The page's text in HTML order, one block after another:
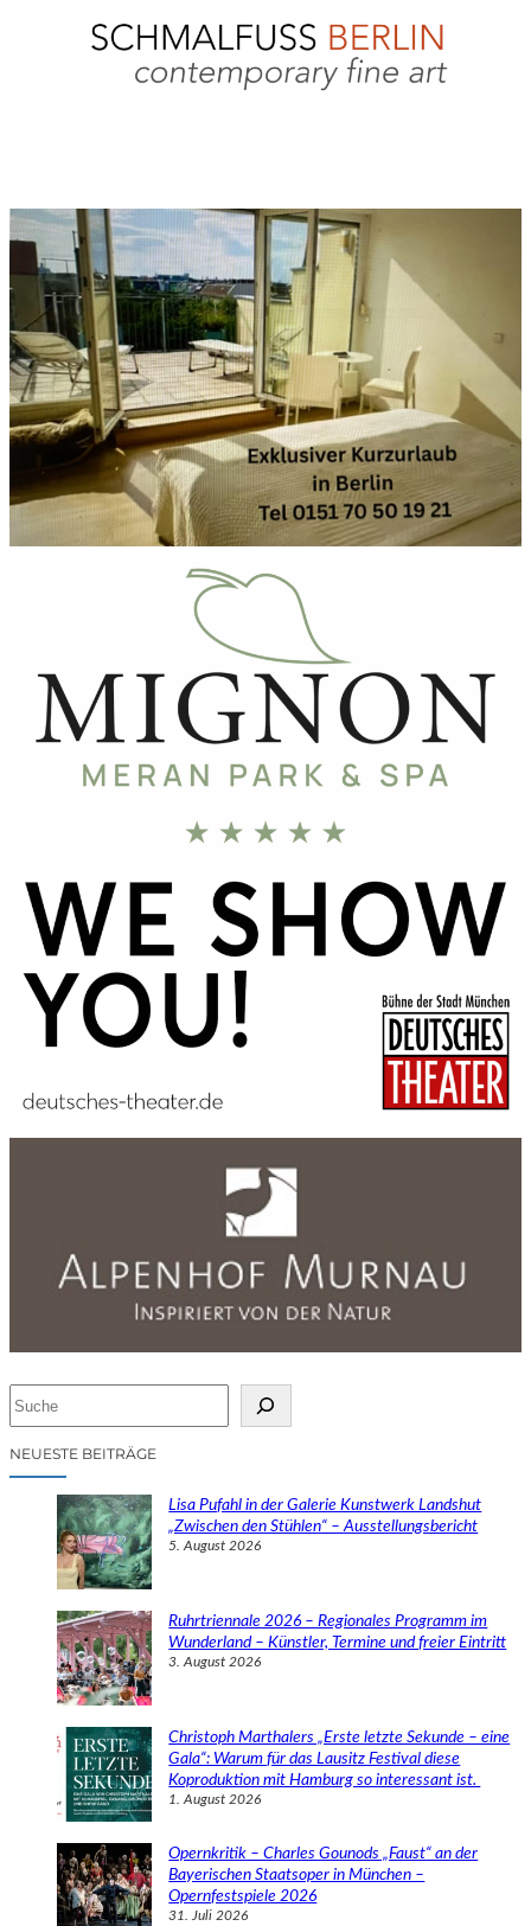
cNEUESTE BEITRÄGE
Lisa Pufahl in der Galerie Kunstwerk Landshut
„Zwischen den Stühlen“ – Ausstellungsbericht
5. August 2026
Ruhrtriennale 2026 – Regionales Programm im
Wunderland – Künstler, Termine und freier Eintritt
3. August 2026
Christoph Marthalers „Erste letzte Sekunde – eine
Gala“: Warum für das Lausitz Festival diese
Koproduktion mit Hamburg so interessant ist.
1. August 2026
Opernkritik – Charles Gounods „Faust“ an der
Bayerischen Staatsoper in München –
Opernfestspiele 2026
31. Juli 2026